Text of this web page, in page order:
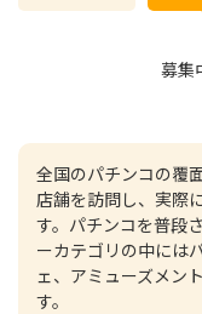
募集
全国のパチンコの覆
店舗を訪問し、実際
す。パチンコを普段
ーカテゴリの中には
ェ、アミューズメン
す。